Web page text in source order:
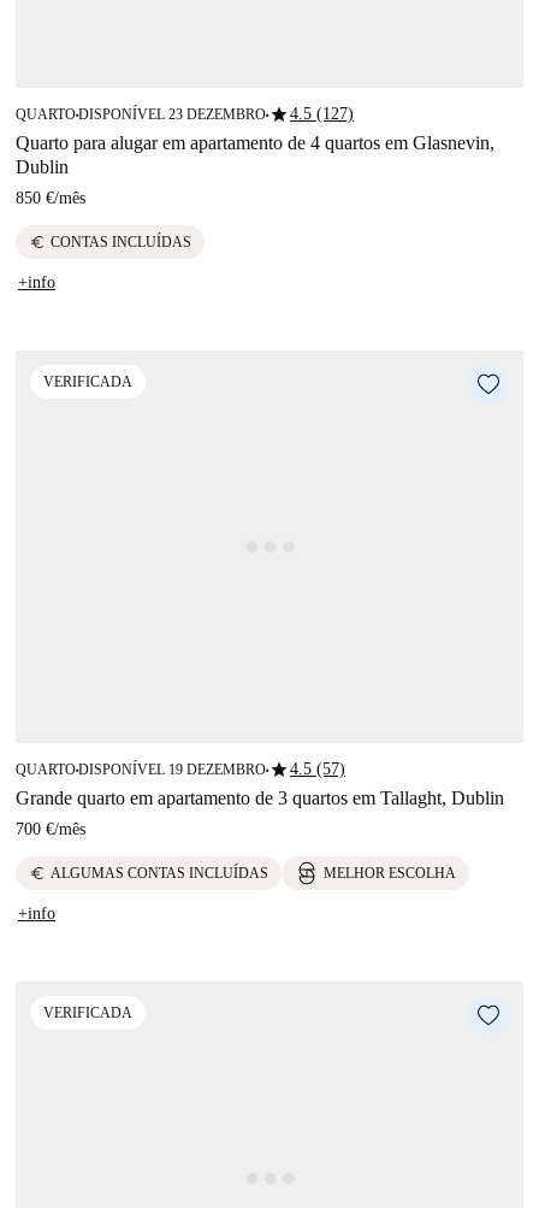
QUARTO■DISPONÍVEL 23 DEZEMBRO■star4.5 (127)
Quarto para alugar em apartamento de 4 quartos em Glasnevin,
Dublin
850 €/mês
euro CONTAS INCLUÍDAS
+info
VERIFICADA
QUARTO■DISPONÍVEL 19 DEZEMBRO■star4.5 (57)
Grande quarto em apartamento de 3 quartos em Tallaght, Dublin
700 €/mês
euro ALGUMAS CONTAS INCLUÍDAS MELHOR ESCOLHA
+info
VERIFICADA